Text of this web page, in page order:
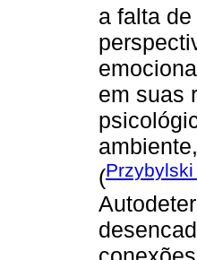
a falta
em suas
(